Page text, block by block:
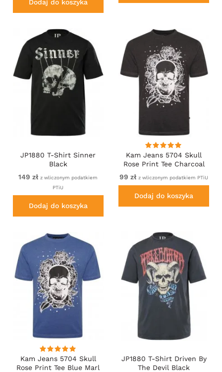
Dodaj do koszyka
JP1880 T-Shirt Sinner
Black
149 zł z wliczonym podatkiem
PTiU
Dodaj do koszyka
Kam Jeans 5704 Skull
Rose Print Tee Charcoal
99 zł z wliczonym podatkiem PTiU
Dodaj do koszyka
Kam Jeans 5704 Skull
Rose Print Tee Blue Marl
JP1880 T-Shirt Driven By
The Devil Black